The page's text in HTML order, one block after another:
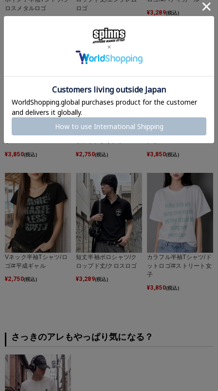
ロスメタルロゴ
ロゴ
¥3,289(税込)
Vネック半袖Tシャツ/ド
子
¥3,850(税込)
【17%OFF】 短丈グラ
¥2,750(税込)
短丈ヘンリーネックサー
マルTシャツ/サイドプリ
¥3,850(税込)
Vネック半袖Tシャツ/ロ
ゴ/#平成ギャル
¥2,750(税込)
短丈半袖ポロシャツ/ク
ロップド丈/クロスロゴ
¥3,289(税込)
カラフル半袖Tシャツ/ド
ットロゴ/#ストリート女
子
¥3,850(税込)
さっきのアレもやっぱり気になる？